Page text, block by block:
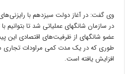
وی گفت: در آغاز دولت سیزدهم با
در سازمان شانگهای عملیاتی شد تا بتوانیم
عضو شانگهای از ظرفیت‌های اقتصادی این
افزایش یافته است.